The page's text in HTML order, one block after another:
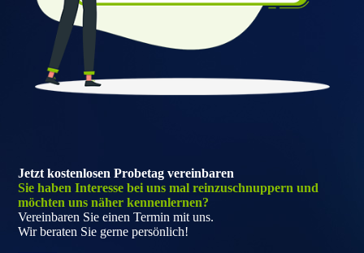
Jetzt kostenlosen Probetag vereinbaren
Sie haben Interesse bei uns mal reinzuschnuppern und
möchten uns näher kennenlernen?
Vereinbaren Sie einen Termin mit uns.
Wir beraten Sie gerne persönlich!